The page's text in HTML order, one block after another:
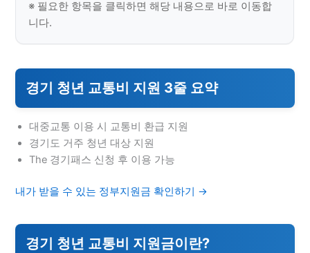
경기 청년 교통비 지원 3줄 요약
대중교통 이용 시 교통비 환급 지원
경기도 거주 청년 대상 지원
The 경기패스 신청 후 이용 가능
내가 받을 수 있는 정부지원금 확인하기 →
경기 청년 교통비 지원금이란?